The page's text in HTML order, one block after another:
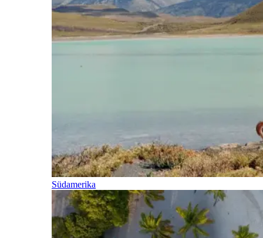
Südamerika